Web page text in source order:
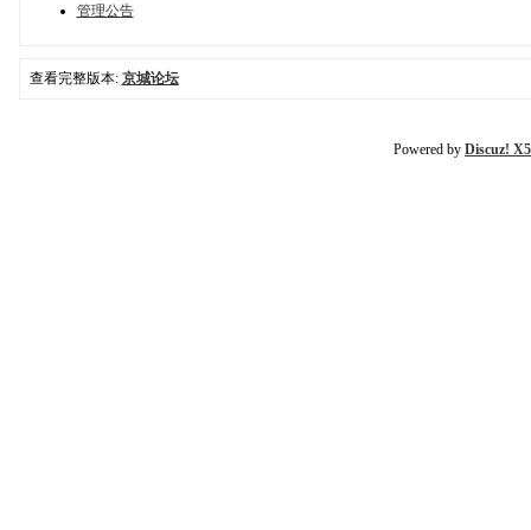
管理公告
查看完整版本: 京城论坛
Powered by Discuz!